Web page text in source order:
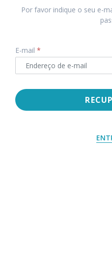
Por favor indique o seu e-
E-mail *